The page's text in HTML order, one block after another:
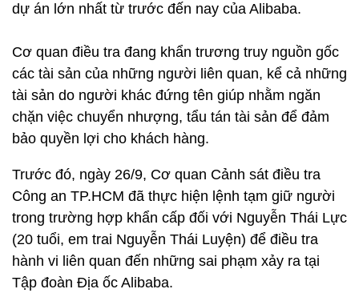
dự án lớn nhất từ trước đến nay của Alibaba.
Cơ quan điều tra đang khẩn trương truy nguồn gốc
các tài sản của những người liên quan, kể cả những
tài sản do người khác đứng tên giúp nhằm ngăn
chặn việc chuyển nhượng, tẩu tán tài sản để đảm
bảo quyền lợi cho khách hàng.
Trước đó, ngày 26/9, Cơ quan Cảnh sát điều tra
Công an TP.HCM đã thực hiện lệnh tạm giữ người
trong trường hợp khẩn cấp đối với Nguyễn Thái Lực
(20 tuổi, em trai Nguyễn Thái Luyện) để điều tra
hành vi liên quan đến những sai phạm xảy ra tại
Tập đoàn Địa ốc Alibaba.